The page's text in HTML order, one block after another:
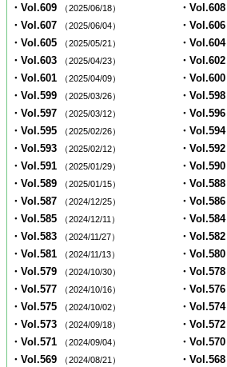
・Vol.609 （2025/06/18） ・Vol.608
・Vol.607 （2025/06/04） ・Vol.606
・Vol.605 （2025/05/21） ・Vol.604
・Vol.603 （2025/04/23） ・Vol.602
・Vol.601 （2025/04/09） ・Vol.600
・Vol.599 （2025/03/26） ・Vol.598
・Vol.597 （2025/03/12） ・Vol.596
・Vol.595 （2025/02/26） ・Vol.594
・Vol.593 （2025/02/12） ・Vol.592
・Vol.591 （2025/01/29） ・Vol.590
・Vol.589 （2025/01/15） ・Vol.588
・Vol.587 （2024/12/25） ・Vol.586
・Vol.585 （2024/12/11） ・Vol.584
・Vol.583 （2024/11/27） ・Vol.582
・Vol.581 （2024/11/13） ・Vol.580
・Vol.579 （2024/10/30） ・Vol.578
・Vol.577 （2024/10/16） ・Vol.576
・Vol.575 （2024/10/02） ・Vol.574
・Vol.573 （2024/09/18） ・Vol.572
・Vol.571 （2024/09/04） ・Vol.570
・Vol.569 （2024/08/21） ・Vol.568